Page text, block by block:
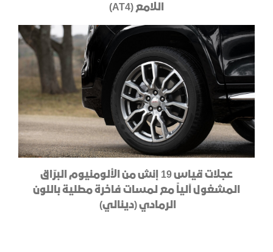
اللامع (AT4)
عجلات قياس 19 إنش من الألومنيوم البرّاق
المشغول آلياً مع لمسات فاخرة مطلية باللون
الرمادي (دينالي)